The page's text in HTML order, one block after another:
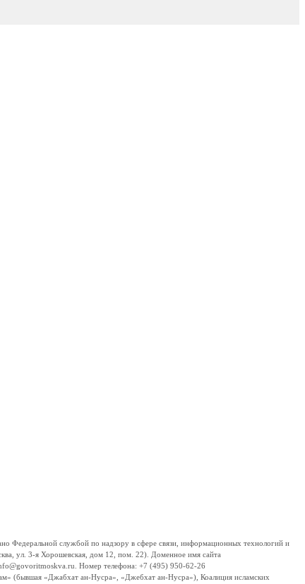
службой по надзору в сфере связи, информационных технологий и
ул. 3-я Хорошевская, дом 12, пом. 22). Доменное имя сайта
Номер телефона: +7 (495) 950-62-26
(бывшая «Джабхат ан-Нусра», «Джебхат ан-Нусра»), Коалиция исламских